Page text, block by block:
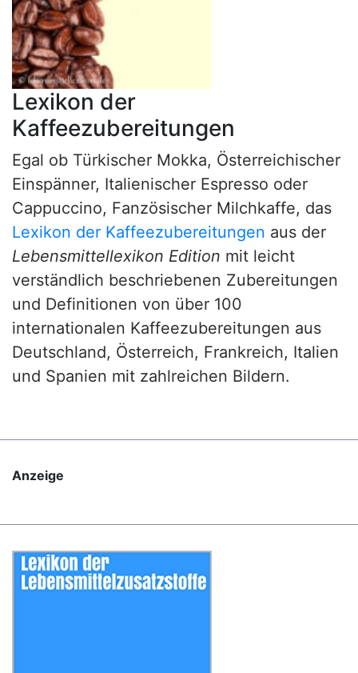
Lexikon der
Kaffeezubereitungen
Egal ob Türkischer Mokka, Österreichischer
Einspänner, Italienischer Espresso oder
Cappuccino, Fanzösischer Milchkaffe, das
Lexikon der Kaffeezubereitungen aus der
Lebensmittellexikon Edition mit leicht
verständlich beschriebenen Zubereitungen
und Definitionen von über 100
internationalen Kaffeezubereitungen aus
Deutschland, Österreich, Frankreich, Italien
und Spanien mit zahlreichen Bildern.
Anzeige